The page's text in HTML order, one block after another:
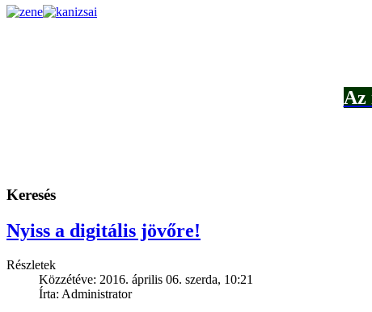
Az
Keresés
Nyiss a digitális jövőre!
Részletek
Közzétéve: 2016. április 06. szerda, 10:21
Írta: Administrator